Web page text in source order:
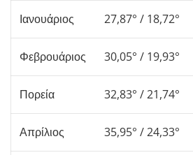
Ιανουάριος 27,87° / 18,72°
Φεβρουάριος 30,05° / 19,93°
Πορεία 32,83° / 21,74°
Απρίλιος 35,95° / 24,33°